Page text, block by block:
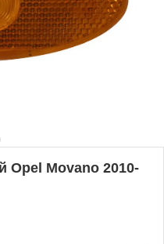
Opel Movano 2010-